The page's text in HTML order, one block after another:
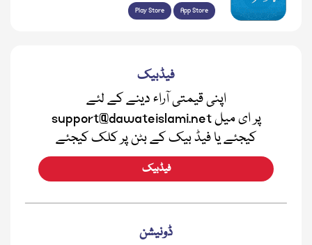
Play Store App Store
فیڈبیک
اپنی قیمتی آراء دینے کے لئے
support@dawateislami.net پر ای میل
کیجئے یا فیڈ بیک کے بٹن پر کلک کیجئے
فیڈبیک
ڈونیشن